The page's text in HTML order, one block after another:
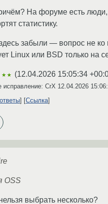
На форуме есть люди,
статистику.
забыли — вопрос не ко
Linux или BSD только на
(12.04.2026 15:05:34
исправление: CrX 12.04.2026
Ссылка
OSS
выбрать несколько?